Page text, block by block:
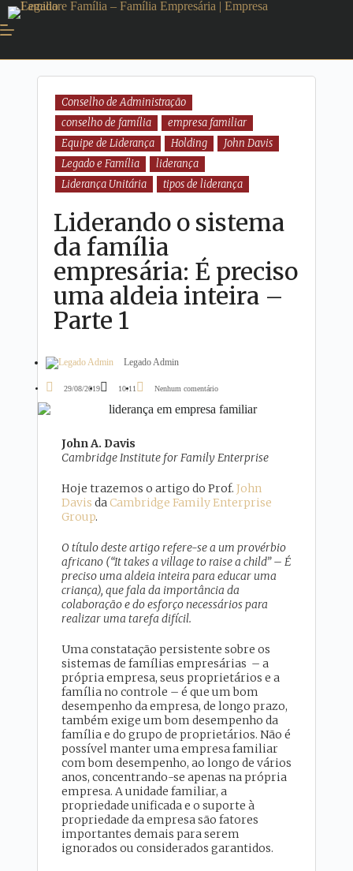
Conselho de Administração
conselho de família
empresa familiar
Equipe de Liderança
Holding
John Davis
Legado e Família
liderança
Liderança Unitária
tipos de liderança
Liderando o sistema
da família
empresária: É preciso
uma aldeia inteira –
Parte 1
Legado Admin
29/08/2019 10:11 Nenhum comentário
John A. Davis
Cambridge Institute for Family Enterprise
Hoje trazemos o artigo do Prof. John
Davis daCambridge Family Enterprise
Group.
O título deste artigo refere-se a um provérbio
africano (“It takes a village to raise a child” – É
preciso uma aldeia inteira para educar uma
criança), que fala da importância da
colaboração e do esforço necessários para
realizar uma tarefa difícil.
Uma constatação persistente sobre os
sistemas de famílias empresárias – a
própria empresa, seus proprietários e a
família no controle – é que um bom
desempenho da empresa, de longo prazo,
também exige um bom desempenho da
família e do grupo de proprietários. Não é
possível manter uma empresa familiar
com bom desempenho, ao longo de vários
anos, concentrando-se apenas na própria
empresa. A unidade familiar, a
propriedade unificada e o suporte à
propriedade da empresa são fatores
importantes demais para serem
ignorados ou considerados garantidos.